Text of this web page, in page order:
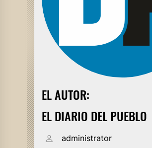
EL AUTOR:
EL DIARIO DEL PUEBLO
administrator